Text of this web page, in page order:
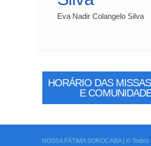
Eva Nadir Colangelo Silva
HORÁRIO DAS
E
NOSSA FÁTIMA SOROCABA | ©